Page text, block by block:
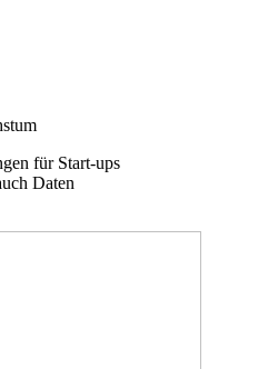
für Start-ups
Daten